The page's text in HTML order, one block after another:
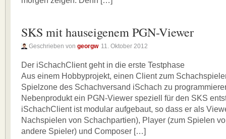
SKS mit hauseigenem PGN-Viewer
Geschrieben von georgw 11. Oktober 2012
Der iSchachClient geht in die erste Testphase
Aus einem Hobbyprojekt, einen Client zum
Spielzone des Schachversand iSchach zu
Nebenprodukt ein PGN-Viewer speziell für den SKS
iSchachClient ist modular aufgebaut, so dass er als
Nachspielen von Schachpartien), Player (zum Spielen
andere Spieler) und Composer […]